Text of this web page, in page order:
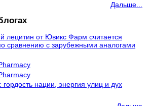
Дальше...
лецитин от Ювикс Фарм считается
сравнению с зарубежными аналогами
гордость нации, энергия улиц и дух